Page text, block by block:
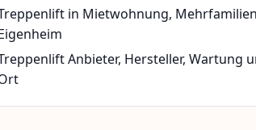
in Mietwohnung,
Anbieter, Hersteller, Wartung